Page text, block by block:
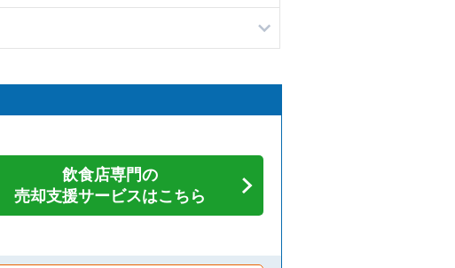
飲食店専門の
売却支援サービスはこちら